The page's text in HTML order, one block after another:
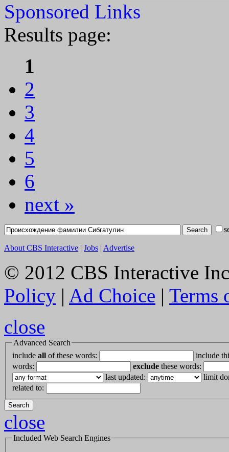
Sponsored Links
Results page:
1
2
3
4
5
6
next »
Search
About CBS Interactive | Jobs | Advertise
© 2012 CBS Interactive
Policy | Ad Choice | Terms
close
Advanced Search
include all of these words:
include
words:
exclude these words:
last updated:
limit
related to:
Search
close
Included Web Search Engines